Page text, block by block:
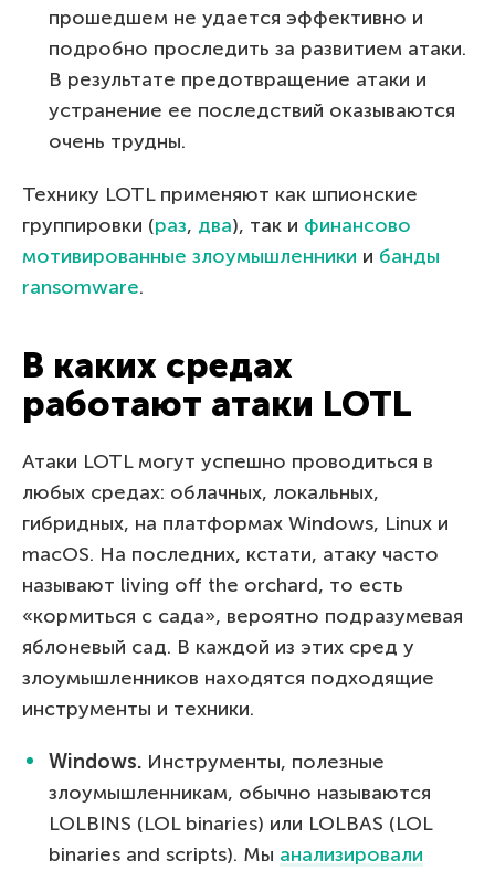
прошедшем не удается эффективно и
подробно проследить за развитием атаки.
В результате предотвращение атаки и
устранение ее последствий оказываются
очень трудны.
Технику LOTL применяют как шпионские
группировки (раз, два), так и финансово
мотивированные злоумышленники и банды
ransomware.
В каких средах
работают атаки LOTL
Атаки LOTL могут успешно проводиться в
любых средах: облачных, локальных,
гибридных, на платформах Windows, Linux и
macOS. На последних, кстати, атаку часто
называют living off the orchard, то есть
«кормиться с сада», вероятно подразумевая
яблоневый сад. В каждой из этих сред у
злоумышленников находятся подходящие
инструменты и техники.
Windows. Инструменты, полезные
злоумышленникам, обычно называются
LOLBINS (LOL binaries) или LOLBAS (LOL
binaries and scripts). Мы анализировали